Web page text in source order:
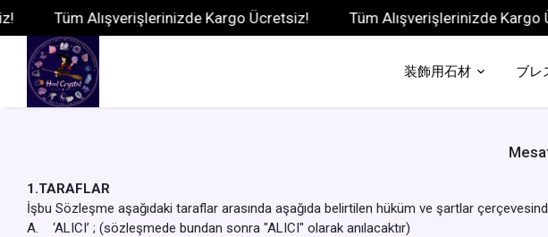
Tüm Alışverişlerinizde Kargo Ücretsiz! Tüm Alışverişlerinizde Kargo
装飾用石材 ブレ
1.TARAFLAR
İşbu Sözleşme aşağıdaki taraflar arasında aşağıda belirtilen hüküm ve şartlar
A. ‘ALICI’ ; (sözleşmede bundan sonra "ALICI" olarak anılacaktır)